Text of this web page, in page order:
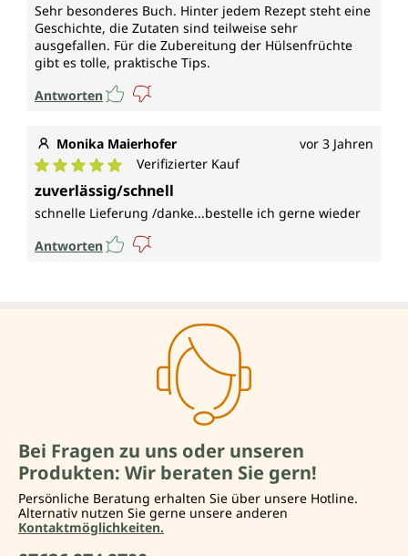
Sehr besonderes Buch. Hinter jedem Rezept steht eine
Geschichte, die Zutaten sind teilweise sehr
ausgefallen. Für die Zubereitung der Hülsenfrüchte
gibt es tolle, praktische Tips.
Antworten
Monika Maierhofer vor 3 Jahren
Durchschnittliche Bewertung von 5 von 5 Sternen
Verifizierter Kauf
zuverlässig/schnell
schnelle Lieferung /danke...bestelle ich gerne wieder
Antworten
Bei Fragen zu uns oder unseren
Produkten: Wir beraten Sie gern!
Persönliche Beratung erhalten Sie über unsere Hotline.
Alternativ nutzen Sie gerne unsere anderen
Kontaktmöglichkeiten.